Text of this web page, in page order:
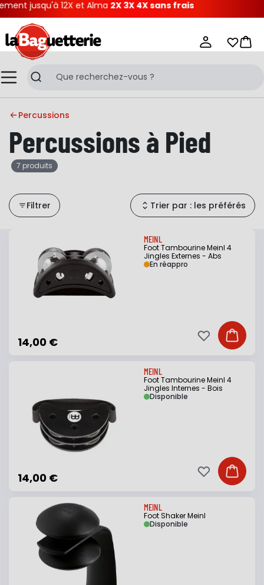
jusqu'à 12X et Alma2X 3X 4X sans frais
MenuRecherche
Mes
Percussions
Percussions à Pied
7 produits
Filtrer Trier par : les préférés
MEINL
Foot Tambourine Meinl 4
Jingles Externes - Abs
14,00 €
En réappro
Ajouter
Ajouter à ma
MEINL
Foot Tambourine Meinl 4
Jingles Internes - Bois
14,00 €
Disponible
Ajouter
Ajouter à ma
MEINL
Foot Shaker Meinl
Disponible